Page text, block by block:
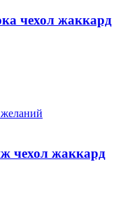
чехол жаккард
чехол жаккард